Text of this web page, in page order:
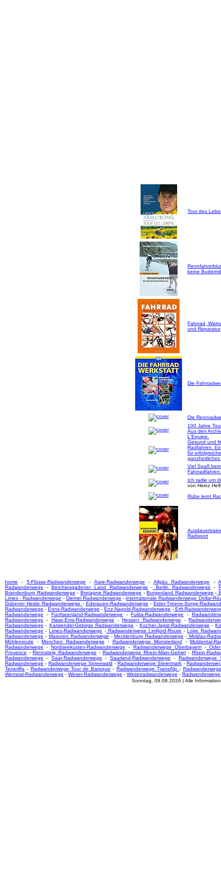
Tour des
keine
Fahrrad,
und Reparatur
Die
Die
100 Jahre
Aus den
L'Equipe.
Gesund und
Radfahren.
für
Viel Spaß
Fahrradfahren.
Ich radle um
von Heinz
Rübe lernt
Radsport
home - 5-Flüsse-Radwanderwege - Aare-Radwanderwege - Allgäu Radwanderwege -
Radwanderwege -Berchtesgadener Land Radwanderwege - Berlin Radwanderwege -
Brandenburg Radwanderwege - Bretagne Radwanderwege -Burgenland Radwanderwege -
Limes - Radwanderwege - Diemel Radwanderwege -internationale Radwanderwege Dollar-
Dübener Heide Radwanderwege - Ederauen-Radwanderwege -Eider-Treene-Sorge-
Radwanderwege -Enns-Radwanderwege -Enz-Nagold-Radwanderwege - Erft-
Radwanderwege -Fünfseenland-Radwanderwege -Fulda-Radwanderwege -
Radwanderwege - Hase-Ems-Radwanderwege -Hessen Radwanderwege -
Radwanderwege - Karwendel-Gebirge Radwanderwege - Kocher-Jagst-Radwanderwege -
Radwanderwege -Limes-Radwanderwege -Radwanderwege Limfjord-Route -Loire
Radwanderwege - Masuren Radwanderwege -Mecklenburg Radwanderwege - Moldau-
Mühlenroute -München Radwanderwege - Radwanderwege Münsterland -Muldental-
Radwanderwege -Nordseeküsten-Radwanderwege - Radwanderwege Oberbayern -Oder-
Provence -Rennsteig Radwanderwege - Radwanderwege Rhein-Main-Gebiet- Rhein-
Radwanderwege - Saar-Radwanderwege - Saarland-Radwanderwege - Radwanderwege
Radwanderwege - Radwanderwege Spreewald - Radwanderwege Steiermark -
Teneriffa - Radwanderwege Tour de Baroque - Radwanderwege TransAlp-
Werratal-Radwanderwege - Weser-Radwanderwege - Weserradwanderwege -
Sonntag, 09.08.2026 | Alle